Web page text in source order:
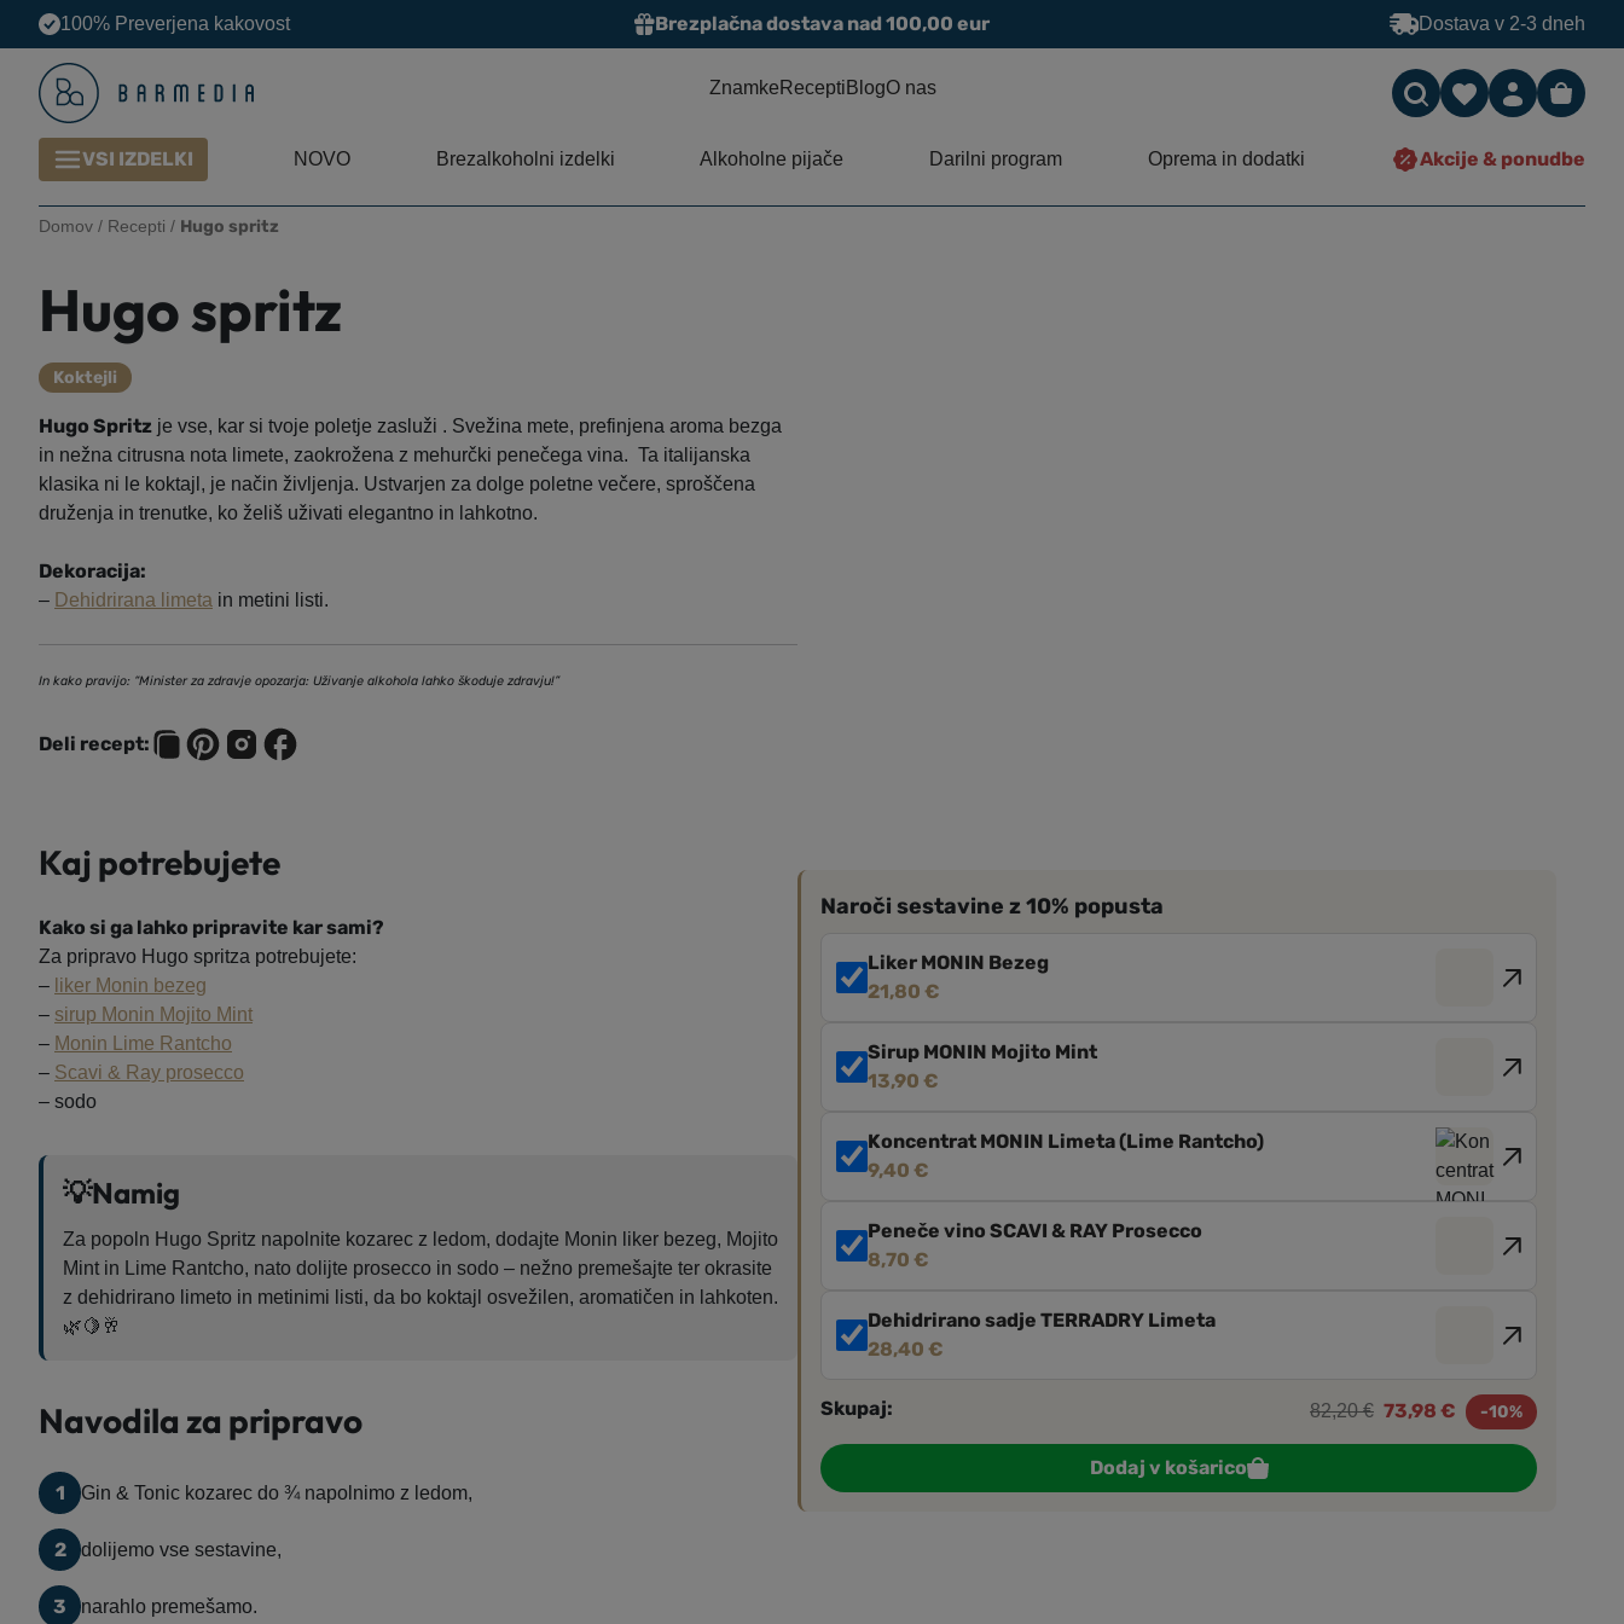
100% Preverjena kakovost Brezplačna dostava nad 100,00 eur Dostava v 2-3 dneh
Znamke Recepti BlogO nas
VSI IZDELKI NOVO Brezalkoholni izdelki Alkoholne pijače Darilni program Oprema in dodatki Akcije & ponudbe
Domov / Recepti / Hugo spritz
Hugo spritz
Koktejli
Hugo Spritz je vse, kar si tvoje poletje zasluži . Svežina mete, prefinjena aroma bezga
in nežna citrusna nota limete, zaokrožena z mehurčki penečega vina. Ta italijanska
klasika ni le koktajl, je način življenja. Ustvarjen za dolge poletne večere, sproščena
druženja in trenutke, ko želiš uživati elegantno in lahkotno.
Dekoracija:
– Dehidrirana limeta in metini listi.
In kako pravijo: “Minister za zdravje opozarja: Uživanje alkohola lahko škoduje zdravju!”
Deli recept:
Kaj potrebujete
Kako si ga lahko pripravite kar sami?
Za pripravo Hugo spritza potrebujete:
– liker Monin bezeg
– sirup Monin Mojito Mint
– Monin Lime Rantcho
– Scavi & Ray prosecco
– sodo
💡Namig
Za popoln Hugo Spritz napolnite kozarec z ledom, dodajte Monin liker bezeg, Mojito
Mint in Lime Rantcho, nato dolijte prosecco in sodo – nežno premešajte ter okrasite
z dehidrirano limeto in metinimi listi, da bo koktajl osvežilen, aromatičen in lahkoten.
🌿🍋🥂
Navodila za pripravo
1 Gin & Tonic kozarec do ¾ napolnimo z ledom,
2 dolijemo vse sestavine,
3 narahlo premešamo.
Naroči sestavine z 10% popusta
Liker MONIN Bezeg
21,80 €
Sirup MONIN Mojito Mint
13,90 €
Koncentrat MONIN Limeta (Lime Rantcho)
9,40 €
Peneče vino SCAVI & RAY Prosecco
8,70 €
Dehidrirano sadje TERRADRY Limeta
28,40 €
Skupaj: 82,20 € 73,98 € -10%
Dodaj v košarico